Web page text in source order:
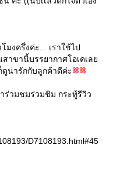
งครึ่งค่ะ... เราใช้ไป
าขานี้บรรยากาศโอเคเล
น่ารักกับลูกค้าดีค่ะ
วมชมร่วมชิม กระทู้รีวิว
D7108193.html#45